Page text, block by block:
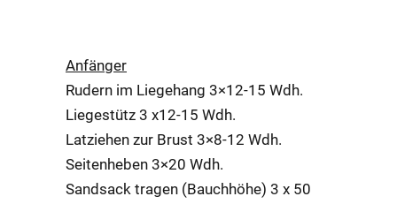
Anfänger
Rudern im Liegehang 3×12-15 Wdh.
Liegestütz 3 x12-15 Wdh.
Latziehen zur Brust 3×8-12 Wdh.
Seitenheben 3×20 Wdh.
Sandsack tragen (Bauchhöhe) 3 x 50